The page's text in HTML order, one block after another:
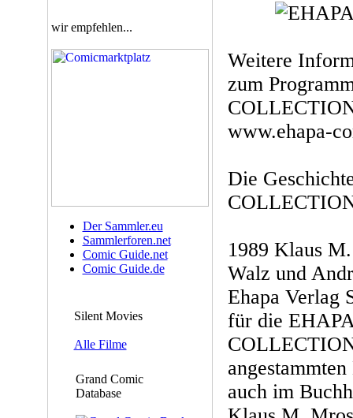
wir empfehlen...
Der Sammler.eu
Sammlerforen.net
Comic Guide.net
Comic Guide.de
Silent Movies
Alle Filme
Grand Comic
Database
Weitere
zum
www.ehapa-
Die
1989 Klaus
Walz und
Ehapa Verlag
für die
auch im